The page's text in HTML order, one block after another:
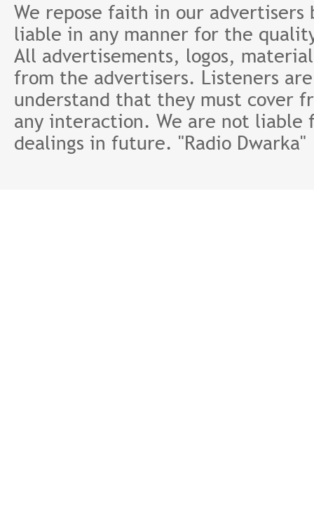
We repose faith in our
liable in any manner for the
All advertisements, logos,
from the advertisers. Listeners
understand that they must cover
any interaction. We are not
dealings in future. "Radio Dwarka"